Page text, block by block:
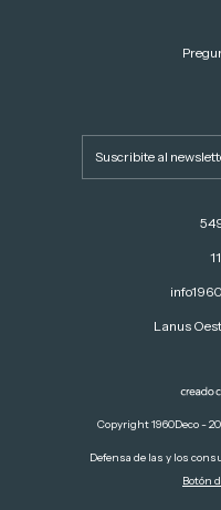
Lanus
Copyright 1960Deco -
Defensa de las y los
Botón